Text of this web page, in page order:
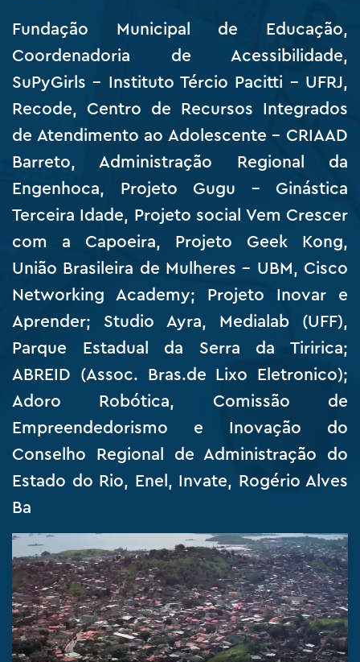
Fundação Municipal de Educação,
Coordenadoria de Acessibilidade,
SuPyGirls – Instituto Tércio Pacitti – UFRJ,
Recode, Centro de Recursos Integrados
de Atendimento ao Adolescente – CRIAAD
Barreto, Administração Regional da
Engenhoca, Projeto Gugu – Ginástica
Terceira Idade, Projeto social Vem Crescer
com a Capoeira, Projeto Geek Kong,
União Brasileira de Mulheres – UBM, Cisco
Networking Academy; Projeto Inovar e
Aprender; Studio Ayra, Medialab (UFF),
Parque Estadual da Serra da Tiririca;
ABREID (Assoc. Bras.de Lixo Eletronico);
Adoro Robótica, Comissão de
Empreendedorismo e Inovação do
Conselho Regional de Administração do
Estado do Rio, Enel, Invate, Rogério Alves
Ba